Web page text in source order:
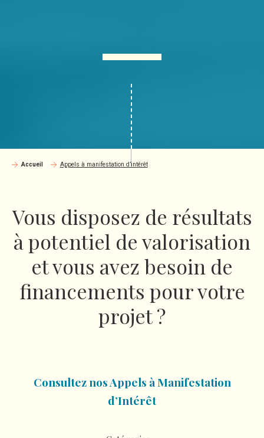
Accueil Appels à manifestation d’intérêt
Vous disposez de résultats
à potentiel de valorisation
et vous avez besoin de
financements pour votre
projet ?
Consultez nos Appels à Manifestation
d’Intérêt